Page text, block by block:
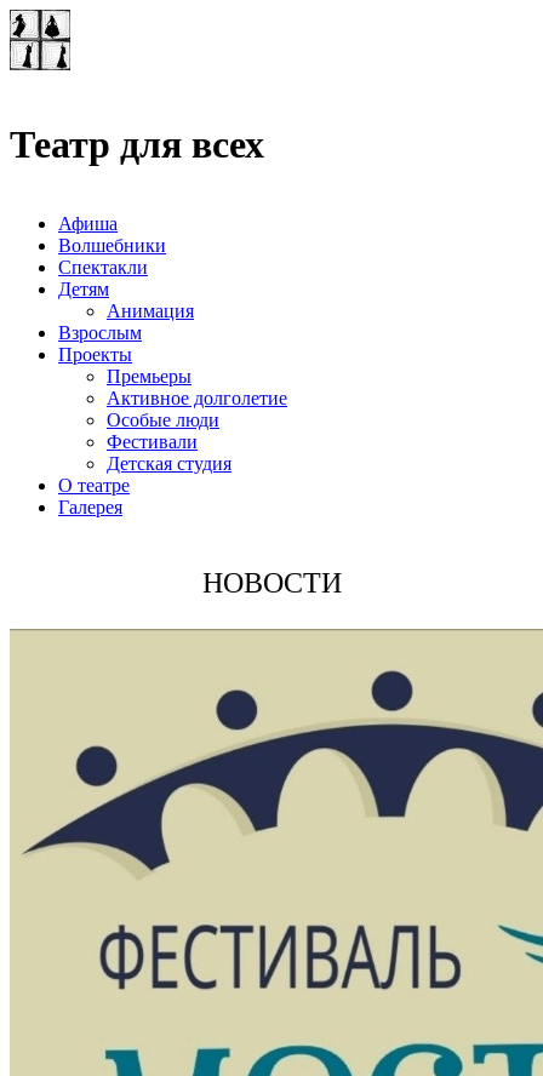
Театр для всех
Афиша
Волшебники
Спектакли
Детям
Анимация
Взрослым
Проекты
Премьеры
Активное долголетие
Особые люди
Фестивали
Детская студия
О театре
Галерея
НОВОСТИ